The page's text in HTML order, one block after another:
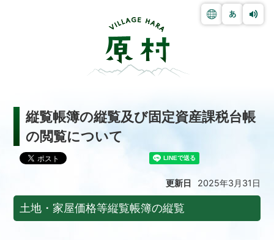
縦覧帳簿の縦覧及び固定資産課税台帳
の閲覧について
更新日 2025年3月31日
土地・家屋価格等縦覧帳簿の縦覧